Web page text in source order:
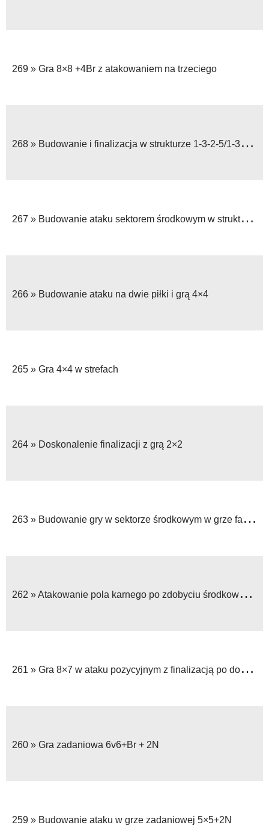
269 » Gra 8×8 +4Br z atakowaniem na trzeciego
268 » Budowanie i finalizacja w strukturze 1-3-2-5/1-3-4-3 przeciwko 1-4-4-2
267 » Budowanie ataku sektorem środkowym w strukturze 1-3-2-5/1-3-4-3 przeciwko 1-4-4-2
266 » Budowanie ataku na dwie piłki i grą 4×4
265 » Gra 4×4 w strefach
264 » Doskonalenie finalizacji z grą 2×2
263 » Budowanie gry w sektorze środkowym w grze falowej 6×5+Br
262 »Atakowanie pola karnego po zdobyciu środkowego sektora gry
261 » Gra 8×7 w ataku pozycyjnym z finalizacją po dośrodkowaniu
260 » Gra zadaniowa 6v6+Br + 2N
259 » Budowanie ataku w grze zadaniowej 5×5+2N